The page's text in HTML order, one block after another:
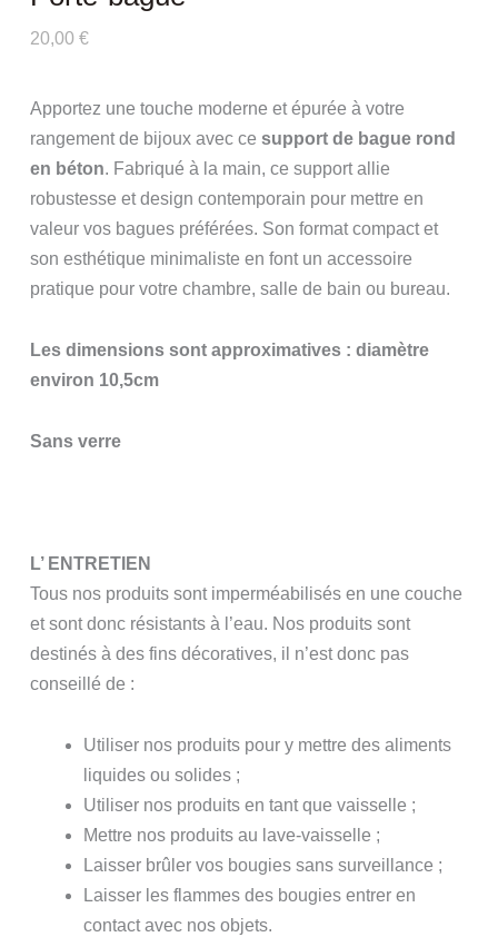
20,00 €
Apportez une touche moderne et épurée à votre
rangement de bijoux avec ce support de bague rond
en béton. Fabriqué à la main, ce support allie
robustesse et design contemporain pour mettre en
valeur vos bagues préférées. Son format compact et
son esthétique minimaliste en font un accessoire
pratique pour votre chambre, salle de bain ou bureau.
Les dimensions sont approximatives : diamètre
environ 10,5cm
Sans verre
L’ ENTRETIEN
Tous nos produits sont imperméabilisés en une couche
et sont donc résistants à l’eau. Nos produits sont
destinés à des fins décoratives, il n’est donc pas
conseillé de :
Utiliser nos produits pour y mettre des aliments
liquides ou solides ;
Utiliser nos produits en tant que vaisselle ;
Mettre nos produits au lave-vaisselle ;
Laisser brûler vos bougies sans surveillance ;
Laisser les flammes des bougies entrer en
contact avec nos objets.